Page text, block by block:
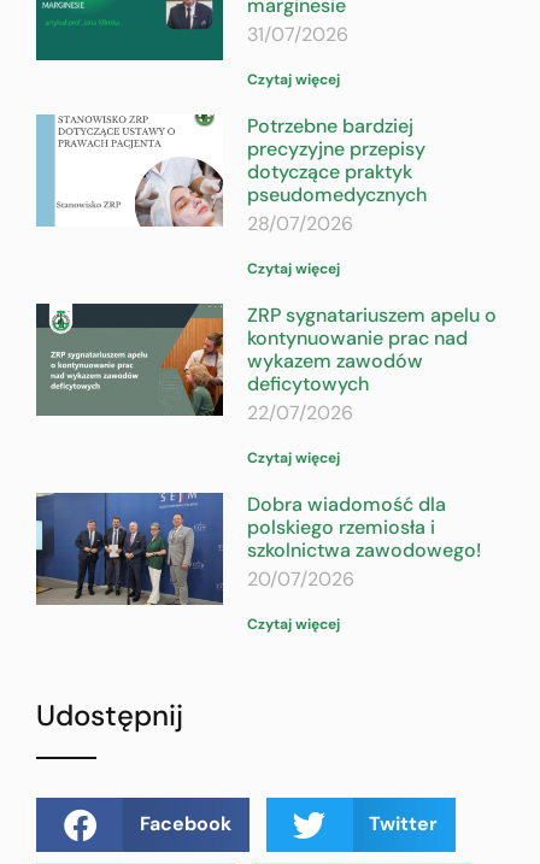
marginesie
31/07/2026
Czytaj więcej
Potrzebne bardziej
precyzyjne przepisy
dotyczące praktyk
pseudomedycznych
28/07/2026
Czytaj więcej
ZRP sygnatariuszem apelu o
kontynuowanie prac nad
wykazem zawodów
deficytowych
22/07/2026
Czytaj więcej
Dobra wiadomość dla
polskiego rzemiosła i
szkolnictwa zawodowego!
20/07/2026
Czytaj więcej
Udostępnij
Facebook Twitter